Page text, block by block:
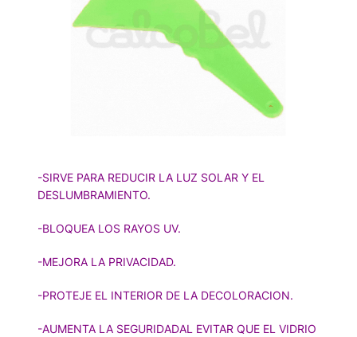
-SIRVE PARA REDUCIR LA LUZ SOLAR Y EL
DESLUMBRAMIENTO.
-BLOQUEA LOS RAYOS UV.
-MEJORA LA PRIVACIDAD.
-PROTEJE EL INTERIOR DE LA DECOLORACION.
-AUMENTA LA SEGURIDADAL EVITAR QUE EL VIDRIO